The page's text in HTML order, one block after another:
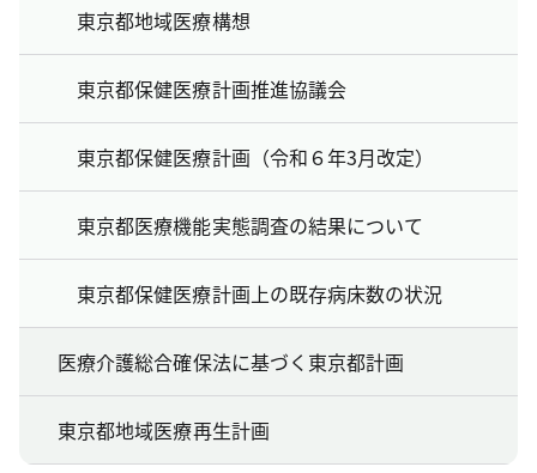
東京都地域医療構想
東京都保健医療計画推進協議会
東京都保健医療計画（令和６年3月改定）
東京都医療機能実態調査の結果について
東京都保健医療計画上の既存病床数の状況
医療介護総合確保法に基づく東京都計画
東京都地域医療再生計画